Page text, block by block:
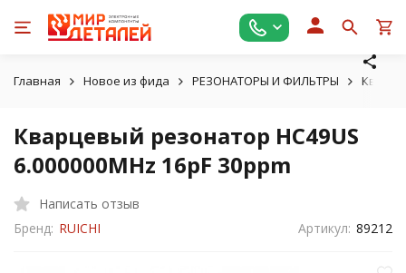
Главная Новое из фида РЕЗОНАТОРЫ И ФИЛЬТРЫ
Кварцевый резонатор HC49US
6.000000MHz 16pF 30ppm
Написать отзыв
Бренд: RUICHI Артикул: 89212